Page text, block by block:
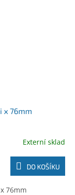
x 76mm
Externí sklad
DO KOŠÍKU
76mm